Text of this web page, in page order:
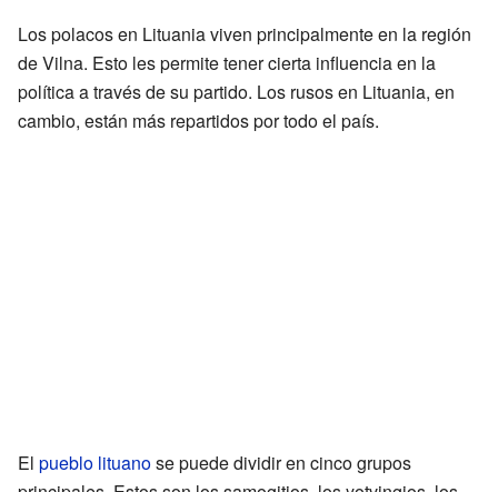
Los polacos en Lituania viven principalmente en la región
de Vilna. Esto les permite tener cierta influencia en la
política a través de su partido. Los rusos en Lituania, en
cambio, están más repartidos por todo el país.
El pueblo lituanose puede dividir en cinco grupos